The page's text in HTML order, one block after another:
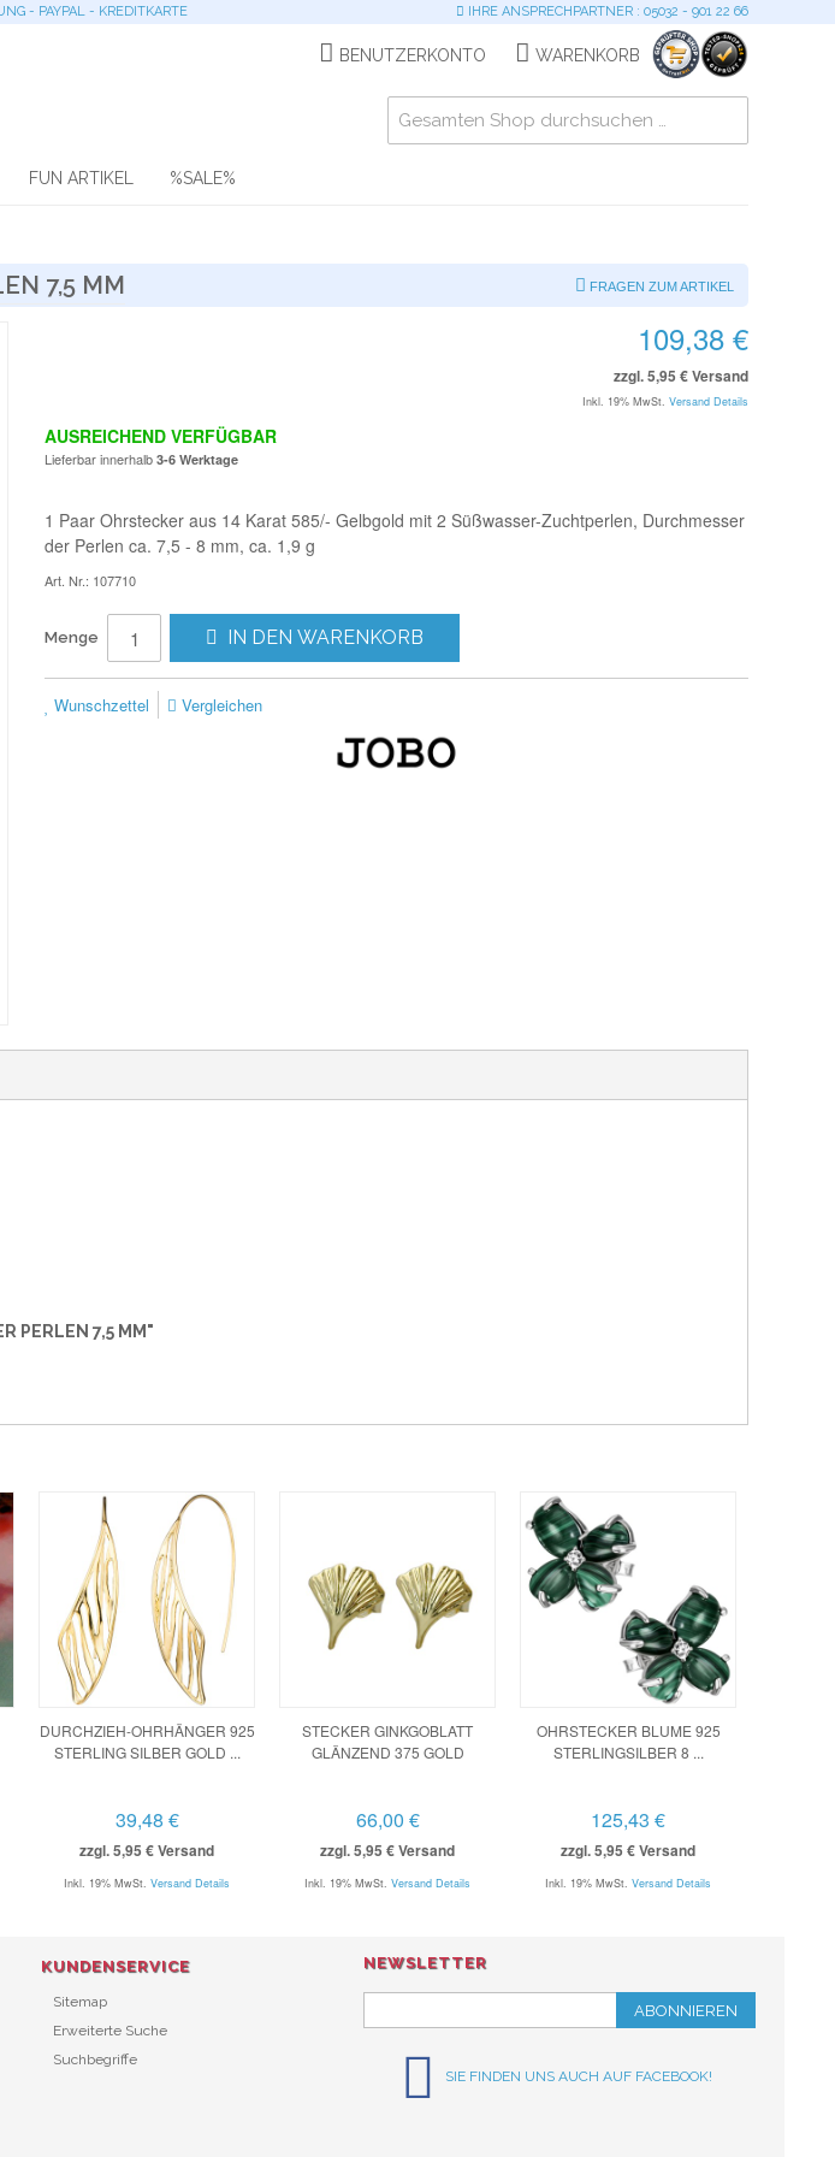
- PAYPAL - KREDITKARTE IHRE ANSPRECHPARTNER : 05032 - 901 22 66
BENUTZERKONTO WARENKORB
FUN ARTIKEL %SALE%
7,5 MM FRAGEN ZUM ARTIKEL
109,38 €
zzgl. 5,95 € Versand
Inkl. 19% MwSt. Versand Details
AUSREICHEND VERFÜGBAR
Lieferbar innerhalb 3-6 Werktage
1 Paar Ohrstecker aus 14 Karat 585/- Gelbgold mit 2 Süßwasser-Zuchtperlen, Durchmesser
der Perlen ca. 7,5 - 8 mm, ca. 1,9 g
Art. Nr.: 107710
Menge IN DEN WARENKORB
Wunschzettel Vergleichen
PERLEN 7,5 MM"
DURCHZIEH-OHRHÄNGER 925
STERLING SILBER GOLD ...
39,48 €
zzgl. 5,95 € Versand
Inkl. 19% MwSt. Versand Details
STECKER GINKGOBLATT
GLÄNZEND 375 GOLD
66,00 €
zzgl. 5,95 € Versand
Inkl. 19% MwSt. Versand Details
OHRSTECKER BLUME 925
STERLINGSILBER 8 ...
125,43 €
zzgl. 5,95 € Versand
Inkl. 19% MwSt. Versand Details
NEWSLETTER
ABONNIEREN
SIE FINDEN UNS AUCH AUF FACEBOOK!
KUNDENSERVICE
Sitemap
Erweiterte Suche
Suchbegriffe